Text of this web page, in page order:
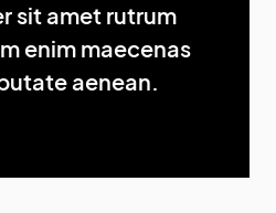
sit amet rutrum
enim maecenas
aenean.